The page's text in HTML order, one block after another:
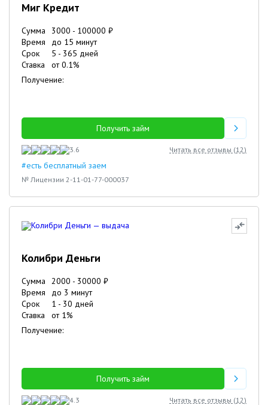
Миг Кредит
Сумма 3000 - 100000 ₽
Время
до 15 минут
Срок
5 - 365 дней
Ставка
от0.1%
Получение:
Получить займ
3.6 Читать все отзывы (12)
#есть бесплатный заем
№ Лицензии 2-11-01-77-000037
Колибри Деньги
Сумма 2000 - 30000 ₽
Время
до 3 минут
Срок
1 - 30 дней
Ставка
от 1%
Получение:
Получить займ
4.3 Читать все отзывы (12)